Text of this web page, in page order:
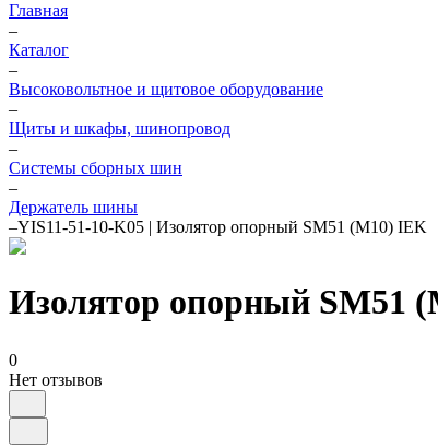
Главная
–
Каталог
–
Высоковольтное и щитовое оборудование
–
Щиты и шкафы, шинопровод
–
Системы сборных шин
–
Держатель шины
–YIS11-51-10-K05 | Изолятор опорный SM51 (М10) IEK
Изолятор опорный SM51
0
Нет отзывов